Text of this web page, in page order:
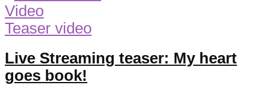
Video
Teaser video
Live Streaming teaser: My heart
goes book!